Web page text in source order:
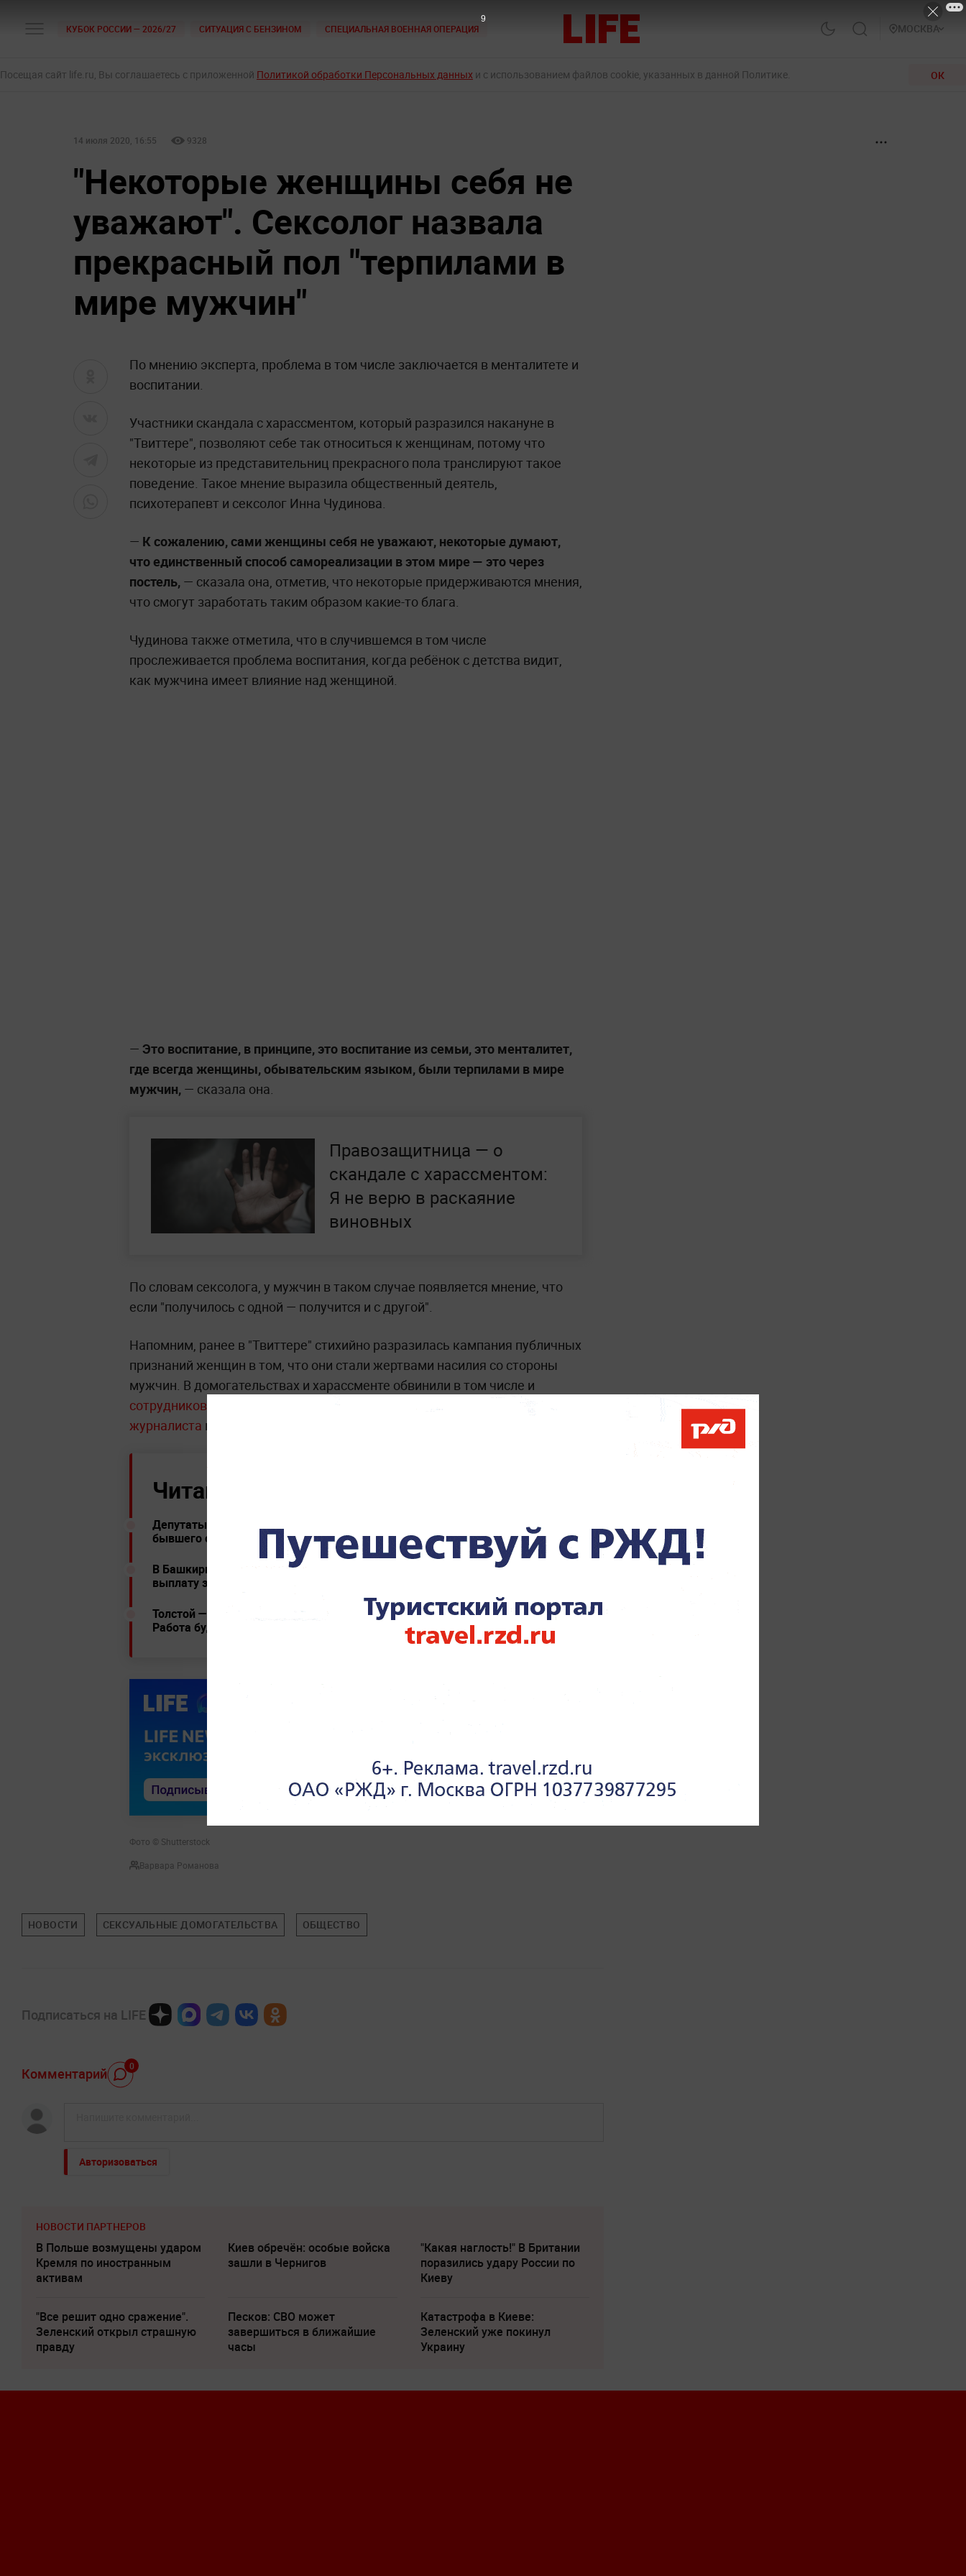
КУБОК РОССИИ — 2026/27 СИТУАЦИЯ С БЕНЗИНОМ СПЕЦИАЛЬНАЯ ВОЕННАЯ ОПЕРАЦИЯ МОСКВА
Посещая сайт life.ru, Вы соглашаетесь с приложенной Политикой обработки Персональных данных и с использованием файлов cookie, указанных в данной Политике. ОК
14 июля 2020, 16:55 9328
"Некоторые женщины себя не
уважают". Сексолог назвала
прекрасный пол "терпилами в
мире мужчин"
По мнению эксперта, проблема в том числе заключается в менталитете и
воспитании.
Участники скандала с харассментом, который разразился накануне в
"Твиттере", позволяют себе так относиться к женщинам, потому что
некоторые из представительниц прекрасного пола транслируют такое
поведение. Такое мнение выразила общественный деятель,
психотерапевт и сексолог Инна Чудинова.
— К сожалению, сами женщины себя не уважают, некоторые думают,
что единственный способ самореализации в этом мире — это через
постель, — сказала она, отметив, что некоторые придерживаются мнения,
что смогут заработать таким образом какие-то блага.
Чудинова также отметила, что в случившемся в том числе
прослеживается проблема воспитания, когда ребёнок с детства видит,
как мужчина имеет влияние над женщиной.
— Это воспитание, в принципе, это воспитание из семьи, это менталитет,
где всегда женщины, обывательским языком, были терпилами в мире
мужчин, — сказала она.
Правозащитница — о
скандале с харассментом:
Я не верю в раскаяние
виновных
По словам сексолога, у мужчин в таком случае появляется мнение, что
если "получилось с одной — получится и с другой".
Напомним, ранее в "Твиттере" стихийно разразилась кампания публичных
признаний женщин в том, что они стали жертвами насилия со стороны
мужчин. В домогательствах и харассменте обвинили в том числе и
сотрудников Сбербанка
журналиста и телеведущего Павла Лобкова.
Читайте ещё:
Депутаты внесли в Госдуму законопроект о запрете выселения из
бывшего служебного жилья
В Башкирии работники негосударственных соцорганизаций получат
выплату за работу в пандемию
Толстой — о запрещающем отчуждение территории РФ законопроекте:
Работа будет продолжена
Фото © Shutterstock
Варвара Романова
НОВОСТИ СЕКСУАЛЬНЫЕ ДОМОГАТЕЛЬСТВА ОБЩЕСТВО
Подписаться на LIFE
Комментарий 0
Авторизоваться
НОВОСТИ ПАРТНЕРОВ
В Польше возмущены ударом
Кремля по иностранным
активам
Киев обречён: особые войска
зашли в Чернигов
"Какая наглость!" В Британии
поразились удару России по
Киеву
"Все решит одно сражение".
Зеленский открыл страшную
правду
Песков: СВО может
завершиться в ближайшие
часы
Катастрофа в Киеве:
Зеленский уже покинул
Украину
8